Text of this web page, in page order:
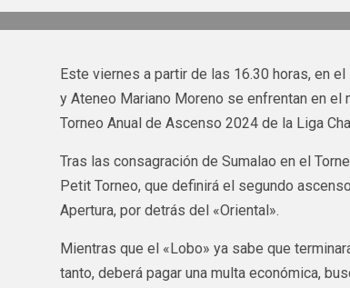
Este viernes a partir de las 16.30 horas, en
y Ateneo Mariano Moreno se enfrentan en el
Torneo Anual de Ascenso 2024 de la Liga
Tras las consagración de Sumalao en el
Petit Torneo, que definirá el segundo
Apertura, por detrás del «Oriental».
Mientras que el «Lobo» ya sabe que
tanto, deberá pagar una multa económica,